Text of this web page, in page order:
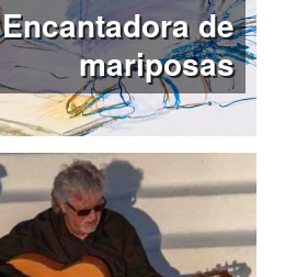
Encantadora de
mariposas